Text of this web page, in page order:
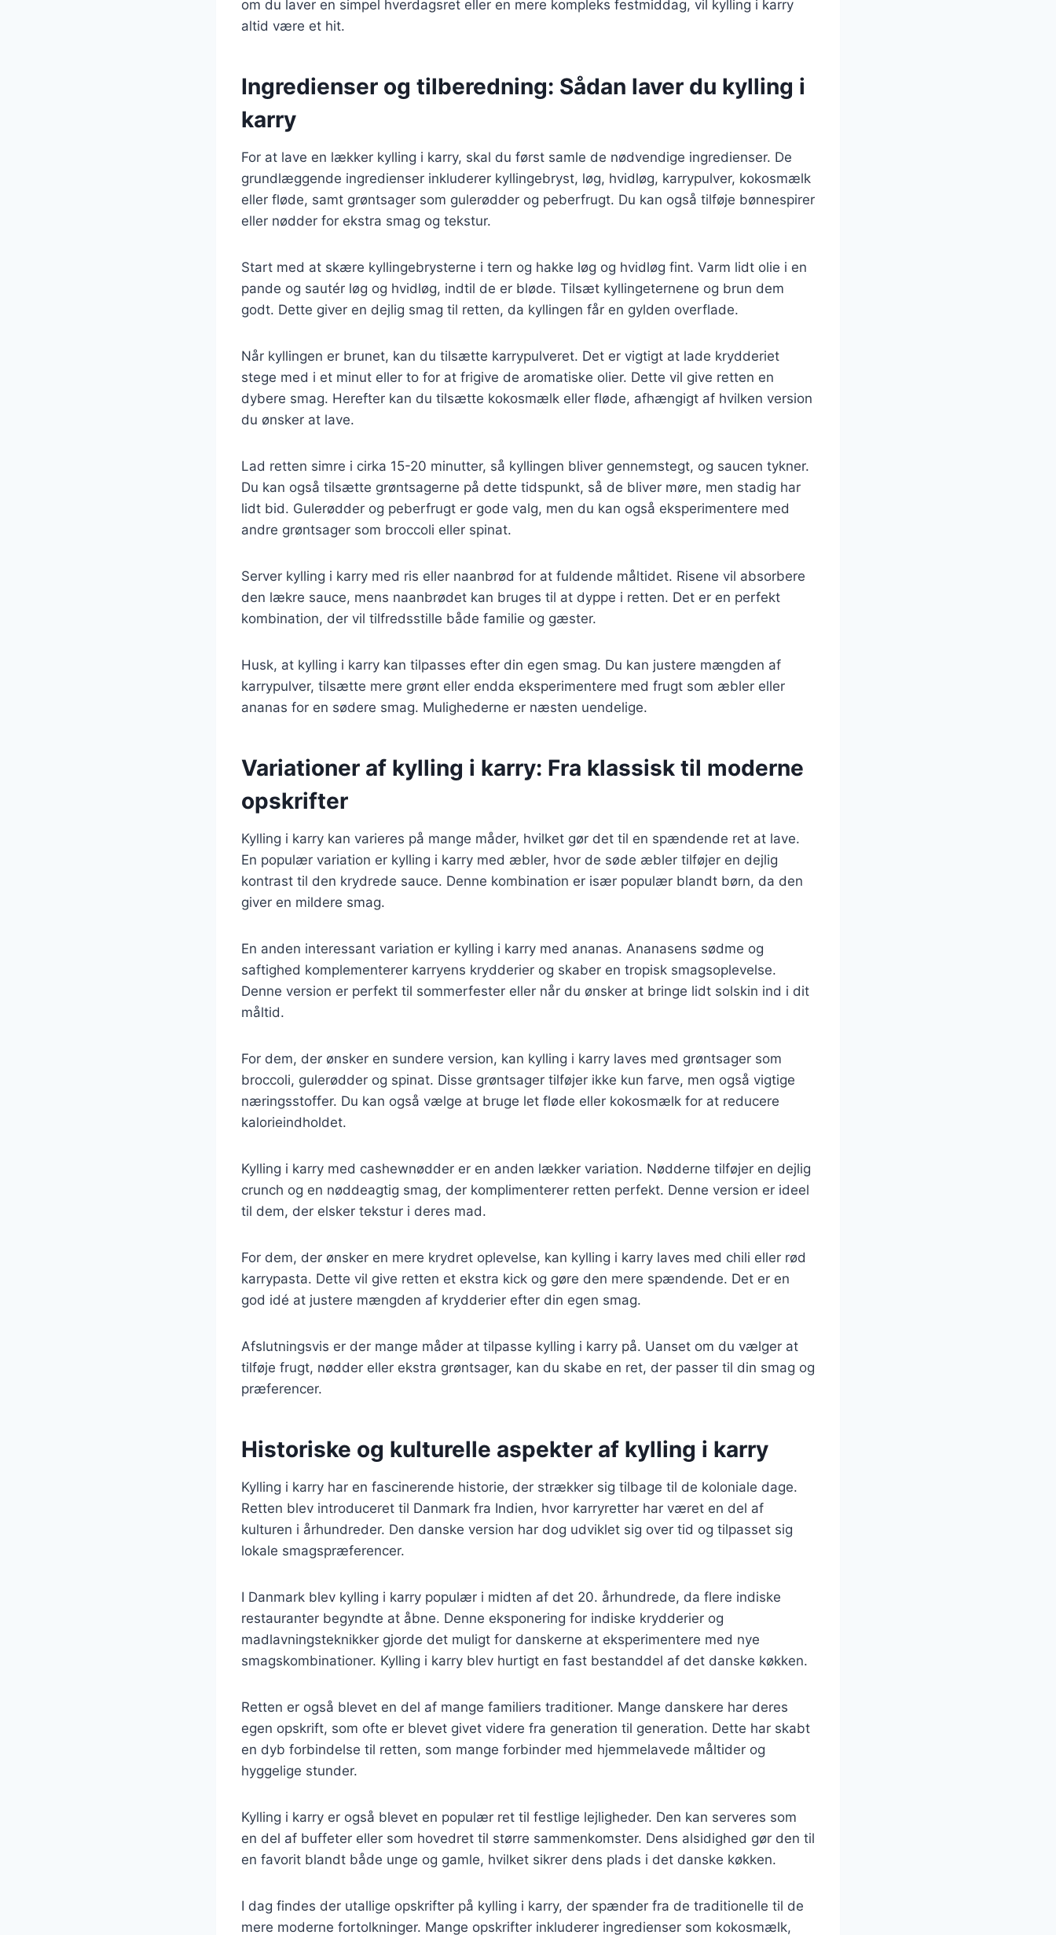
om du laver en simpel hverdagsret eller en mere kompleks festmiddag, vil kylling i karry
altid være et hit.
Ingredienser og tilberedning: Sådan laver du kylling i
karry
For at lave en lækker kylling i karry, skal du først samle de nødvendige ingredienser. De
grundlæggende ingredienser inkluderer kyllingebryst, løg, hvidløg, karrypulver, kokosmælk
eller fløde, samt grøntsager som gulerødder og peberfrugt. Du kan også tilføje bønnespirer
eller nødder for ekstra smag og tekstur.
Start med at skære kyllingebrysterne i tern og hakke løg og hvidløg fint. Varm lidt olie i en
pande og sautér løg og hvidløg, indtil de er bløde. Tilsæt kyllingeternene og brun dem
godt. Dette giver en dejlig smag til retten, da kyllingen får en gylden overflade.
Når kyllingen er brunet, kan du tilsætte karrypulveret. Det er vigtigt at lade krydderiet
stege med i et minut eller to for at frigive de aromatiske olier. Dette vil give retten en
dybere smag. Herefter kan du tilsætte kokosmælk eller fløde, afhængigt af hvilken version
du ønsker at lave.
Lad retten simre i cirka 15-20 minutter, så kyllingen bliver gennemstegt, og saucen tykner.
Du kan også tilsætte grøntsagerne på dette tidspunkt, så de bliver møre, men stadig har
lidt bid. Gulerødder og peberfrugt er gode valg, men du kan også eksperimentere med
andre grøntsager som broccoli eller spinat.
Server kylling i karry med ris eller naanbrød for at fuldende måltidet. Risene vil absorbere
den lækre sauce, mens naanbrødet kan bruges til at dyppe i retten. Det er en perfekt
kombination, der vil tilfredsstille både familie og gæster.
Husk, at kylling i karry kan tilpasses efter din egen smag. Du kan justere mængden af
karrypulver, tilsætte mere grønt eller endda eksperimentere med frugt som æbler eller
ananas for en sødere smag. Mulighederne er næsten uendelige.
Variationer af kylling i karry: Fra klassisk til moderne
opskrifter
Kylling i karry kan varieres på mange måder, hvilket gør det til en spændende ret at lave.
En populær variation er kylling i karry med æbler, hvor de søde æbler tilføjer en dejlig
kontrast til den krydrede sauce. Denne kombination er især populær blandt børn, da den
giver en mildere smag.
En anden interessant variation er kylling i karry med ananas. Ananasens sødme og
saftighed komplementerer karryens krydderier og skaber en tropisk smagsoplevelse.
Denne version er perfekt til sommerfester eller når du ønsker at bringe lidt solskin ind i dit
måltid.
For dem, der ønsker en sundere version, kan kylling i karry laves med grøntsager som
broccoli, gulerødder og spinat. Disse grøntsager tilføjer ikke kun farve, men også vigtige
næringsstoffer. Du kan også vælge at bruge let fløde eller kokosmælk for at reducere
kalorieindholdet.
Kylling i karry med cashewnødder er en anden lækker variation. Nødderne tilføjer en dejlig
crunch og en nøddeagtig smag, der komplimenterer retten perfekt. Denne version er ideel
til dem, der elsker tekstur i deres mad.
For dem, der ønsker en mere krydret oplevelse, kan kylling i karry laves med chili eller rød
karrypasta. Dette vil give retten et ekstra kick og gøre den mere spændende. Det er en
god idé at justere mængden af krydderier efter din egen smag.
Afslutningsvis er der mange måder at tilpasse kylling i karry på. Uanset om du vælger at
tilføje frugt, nødder eller ekstra grøntsager, kan du skabe en ret, der passer til din smag og
præferencer.
Historiske og kulturelle aspekter af kylling i karry
Kylling i karry har en fascinerende historie, der strækker sig tilbage til de koloniale dage.
Retten blev introduceret til Danmark fra Indien, hvor karryretter har været en del af
kulturen i århundreder. Den danske version har dog udviklet sig over tid og tilpasset sig
lokale smagspræferencer.
I Danmark blev kylling i karry populær i midten af det 20. århundrede, da flere indiske
restauranter begyndte at åbne. Denne eksponering for indiske krydderier og
madlavningsteknikker gjorde det muligt for danskerne at eksperimentere med nye
smagskombinationer. Kylling i karry blev hurtigt en fast bestanddel af det danske køkken.
Retten er også blevet en del af mange familiers traditioner. Mange danskere har deres
egen opskrift, som ofte er blevet givet videre fra generation til generation. Dette har skabt
en dyb forbindelse til retten, som mange forbinder med hjemmelavede måltider og
hyggelige stunder.
Kylling i karry er også blevet en populær ret til festlige lejligheder. Den kan serveres som
en del af buffeter eller som hovedret til større sammenkomster. Dens alsidighed gør den til
en favorit blandt både unge og gamle, hvilket sikrer dens plads i det danske køkken.
I dag findes der utallige opskrifter på kylling i karry, der spænder fra de traditionelle til de
mere moderne fortolkninger. Mange opskrifter inkluderer ingredienser som kokosmælk,